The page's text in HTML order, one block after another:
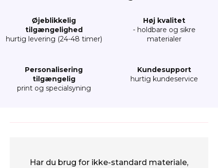
Øjeblikkelig
tilgængelighed
hurtig levering (24-48 timer)
Høj kvalitet
- holdbare og sikre
materialer
Personalisering
tilgængelig
print og specialsyning
Kundesupport
hurtig kundeservice
Har du brug for ikke-standard materiale,